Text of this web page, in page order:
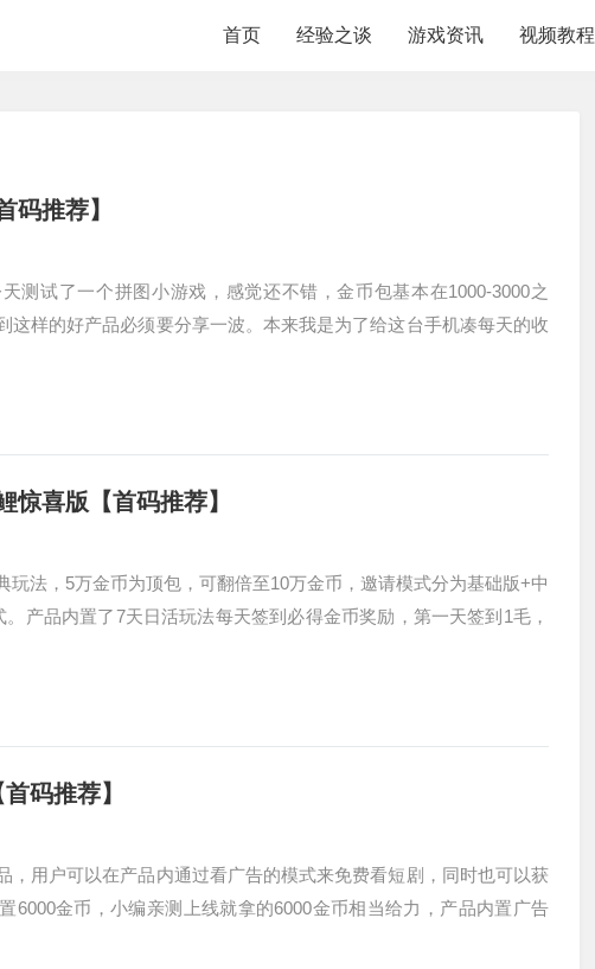
首页 经验之谈 游戏资讯 视频教程
码推荐】
测试了一个拼图小游戏，感觉还不错，金币包基本在1000-3000之
这样的好产品必须要分享一波。本来我是为了给这台手机凑每天的收
惊喜版【首码推荐】
玩法，5万金币为顶包，可翻倍至10万金币，邀请模式分为基础版+中
产品内置了7天日活玩法每天签到必得金币奖励，第一天签到1毛，
码推荐】
，用户可以在产品内通过看广告的模式来免费看短剧，同时也可以获
6000金币，小编亲测上线就拿的6000金币相当给力，产品内置广告